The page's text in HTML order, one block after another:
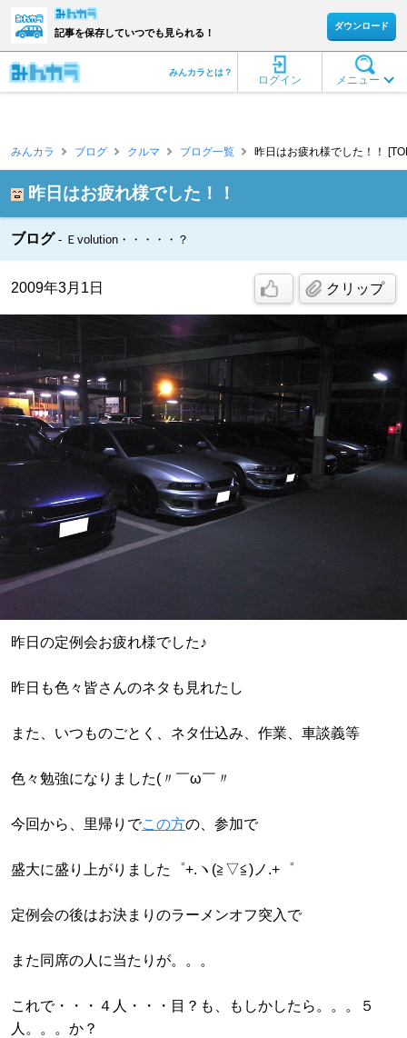
記事を保存していつでも見られる！
ダウンロード
メニュー
ログイン
みんカラとは？
みんカラ ブログ クルマ ブログ一覧 昨日はお疲れ様でした！！
昨日はお疲れ様でした！！
ブログ Ｅvolution・・・・・？
2009年3月1日 クリップ
昨日の定例会お疲れ様でした♪
昨日も色々皆さんのネタも見れたし
また、いつものごとく、ネタ仕込み、作業、車談義等
色々勉強になりました(〃￣ω￣〃ゞ
今回から、里帰りでこの方の、参加で
盛大に盛り上がりました゜+.ヽ(≧▽≦)ノ.+゜
定例会の後はお決まりのラーメンオフ突入で
また同席の人に当たりが。。。
これで・・・４人・・・目？も、もしかしたら。。。５
人。。。か？